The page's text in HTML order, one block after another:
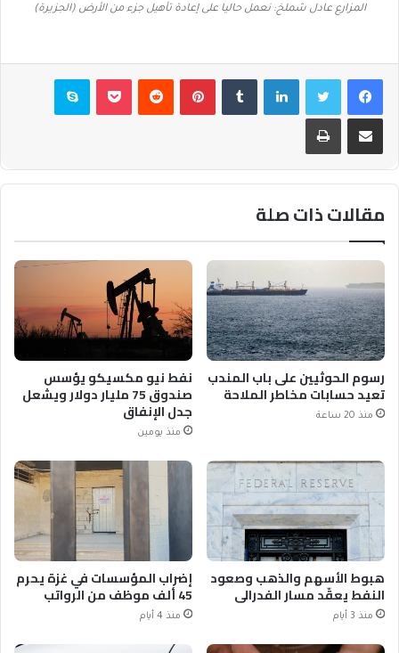
المزارع عادل شملخ: نعمل حاليا على إعادة تأهيل جزء من الأرض (الجزيرة)
فيسبوكتويتر لينكدإن بينتيريست بوكيت سكايب
مشاركة عبر البريد طباعة
مقالات ذات صلة
رسوم الحوثيين على باب المندب
تعيد حسابات مخاطر الملاحة
منذ 20 ساعة
نفط نيو مكسيكو يؤسس
صندوق 75 مليار دولار ويشعل
جدل الإنفاق
منذ يومين
هبوط الأسهم والذهب وصعود
النفط يعقّد مسار الفدرالي
منذ 3 أيام
إضراب المؤسسات في غزة يحرم
45 ألف موظف من الرواتب
منذ 4 أيام